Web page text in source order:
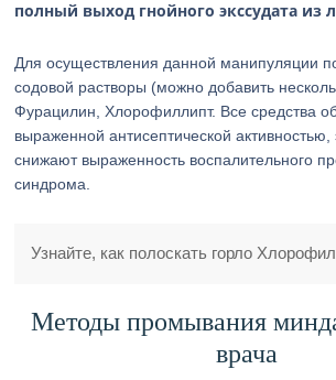
полный выход гнойного экссудата из
Для осуществления данной манипуляции
содовой растворы (можно добавить
Фурацилин, Хлорофиллипт. Все средства
выраженной антисептической
снижают выраженность воспалительного
синдрома.
Узнайте, как полоскать горло
Методы промывания
врача